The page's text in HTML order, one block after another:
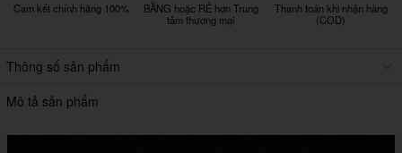
Cam kết chính hãng 100%
BẰNG hoặc RẺ hơn Trung
tâm thương mại
Thanh toán khi nhận hàng
(COD)
Thông số sản phẩm
Mô tả sản phẩm